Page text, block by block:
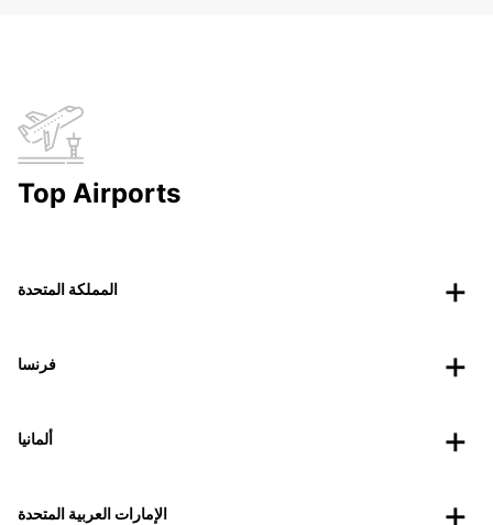
Top Airports
المملكة المتحدة
فرنسا
ألمانيا
الإمارات العربية المتحدة